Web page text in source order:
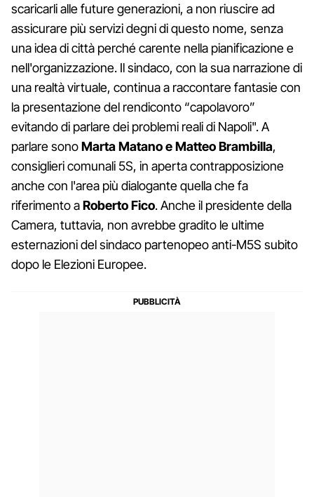
scaricarli alle future generazioni, a non riuscire ad
assicurare più servizi degni di questo nome, senza
una idea di città perché carente nella pianificazione e
nell'organizzazione. Il sindaco, con la sua narrazione di
una realtà virtuale, continua a raccontare fantasie con
la presentazione del rendiconto “capolavoro”
evitando di parlare dei problemi reali di Napoli". A
parlare sonoMarta Matano e Matteo Brambilla,
consiglieri comunali 5S, in aperta contrapposizione
anche con l'area più dialogante quella che fa
riferimento aRoberto Fico. Anche il presidente della
Camera, tuttavia, non avrebbe gradito le ultime
esternazioni del sindaco partenopeo anti-M5S subito
dopo le Elezioni Europee.